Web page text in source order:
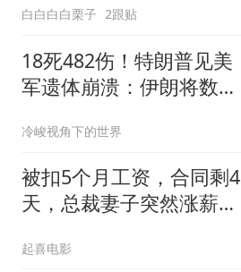
白白白白栗子 2跟贴
18死482伤！特朗普见美
军遗体崩溃：伊朗将数倍
冷峻视角下的世界
被扣5个月工资，合同剩4
天，总裁妻子突然涨薪续
起喜电影